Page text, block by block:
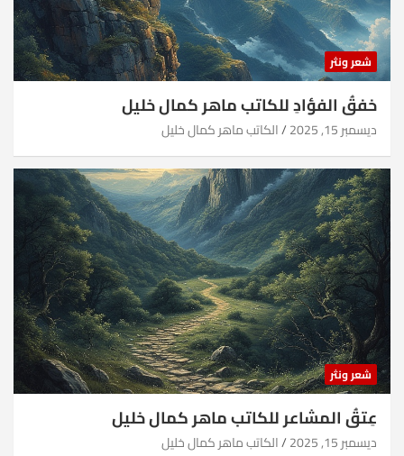
شعر ونثر
خفقُ الفؤادِ للكاتب ماهر كمال خليل
ديسمبر 15, 2025 الكاتب ماهر كمال خليل
شعر ونثر
عِتقُ المشاعر للكاتب ماهر كمال خليل
ديسمبر 15, 2025 الكاتب ماهر كمال خليل